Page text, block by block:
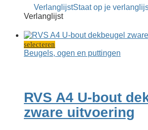
tot
VerlanglijstStaat op je
Verlanglijst
selecterenDit
product
optie
kan
gekozen
Beugels, ogen en puttingen
RVS A4 U-bout
zware uitvoering